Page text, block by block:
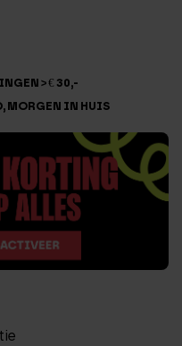
> € 30,-
MORGEN IN HUIS